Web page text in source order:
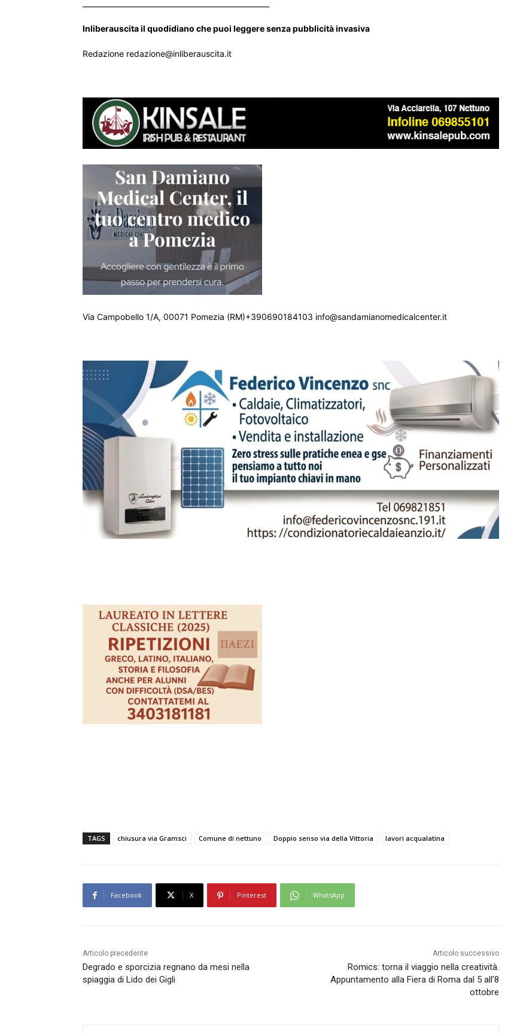
Inliberauscita il quodidiano che puoi leggere senza pubblicità invasiva
Redazione redazione@inliberauscita.it
Via Campobello 1/A, 00071 Pomezia (RM)+390690184103 info@sandamianomedicalcenter.it
TAGS chiusura via Gramsci Comune di nettuno Doppio senso via della Vittoria lavori acqualatina
Facebook X Pinterest WhatsApp
Articolo precedente
Degrado e sporcizia regnano da mesi nella
spiaggia di Lido dei Gigli
Articolo successivo
Romics: torna il viaggio nella creatività.
Appuntamento alla Fiera di Roma dal 5 all’8
ottobre